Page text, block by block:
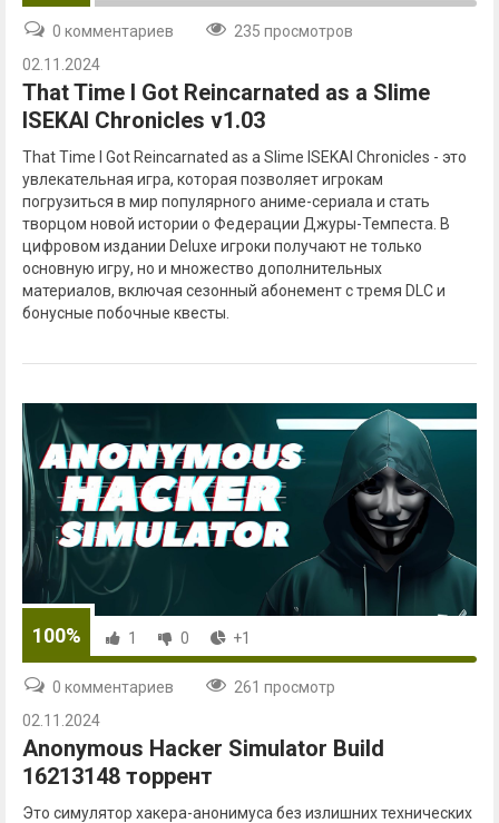
0 комментариев
235 просмотров
02.11.2024
That Time I Got Reincarnated as a Slime
ISEKAI Chronicles v1.03
That Time I Got Reincarnated as a Slime ISEKAI Chronicles - это
увлекательная игра, которая позволяет игрокам
погрузиться в мир популярного аниме-сериала и стать
творцом новой истории о Федерации Джуры-Темпеста. В
цифровом издании Deluxe игроки получают не только
основную игру, но и множество дополнительных
материалов, включая сезонный абонемент с тремя DLC и
бонусные побочные квесты.
100% 1 0 +1
0 комментариев
261 просмотр
02.11.2024
Anonymous Hacker Simulator Build
16213148 торрент
Это симулятор хакера-анонимуса без излишних технических